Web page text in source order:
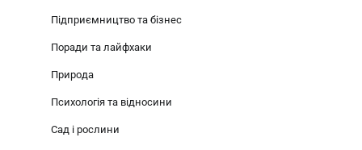
Підприємництво та бізнес
Поради та лайфхаки
Природа
Психологія та відносини
Сад і рослини